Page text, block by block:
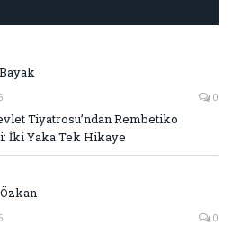
0
Tiyatrosu’ndan Rembetiko
İki Yaka Tek Hikaye
0